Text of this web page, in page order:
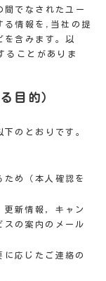
間でなされたユー
る情報を,当社の提
を含みます。以
ることがありま
目的）
のとおりです。
ため（本人確認を
更新情報，キャン
スの案内のメール
に応じたご連絡の